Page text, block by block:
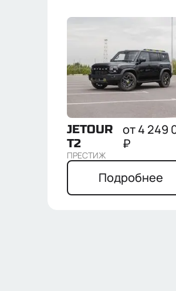
JETOUR
T2
от4 249
₽
ПРЕСТИЖ
Подробнее